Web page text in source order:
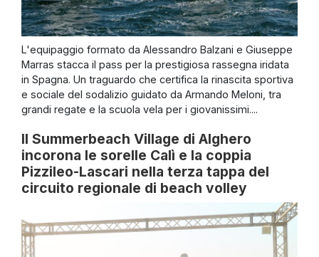
L'equipaggio formato da Alessandro Balzani e Giuseppe
Marras stacca il pass per la prestigiosa rassegna iridata
in Spagna. Un traguardo che certifica la rinascita sportiva
e sociale del sodalizio guidato da Armando Meloni, tra
grandi regate e la scuola vela per i giovanissimi....
Il Summerbeach Village di Alghero
incorona le sorelle Calì e la coppia
Pizzileo-Lascari nella terza tappa del
circuito regionale di beach volley